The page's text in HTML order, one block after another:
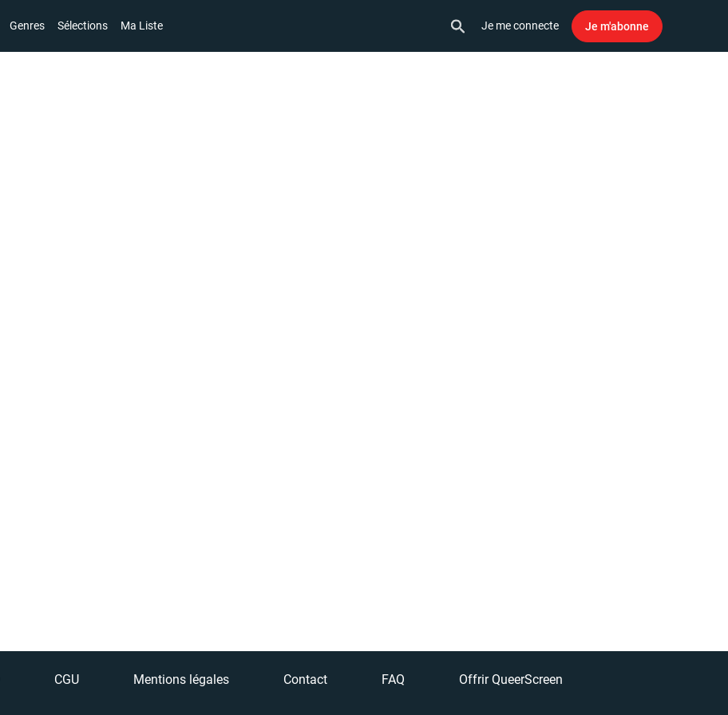
Genres Sélections Ma Liste Je me connecte Je m'abonne
CGU Mentions légales Contact FAQ Offrir QueerScreen